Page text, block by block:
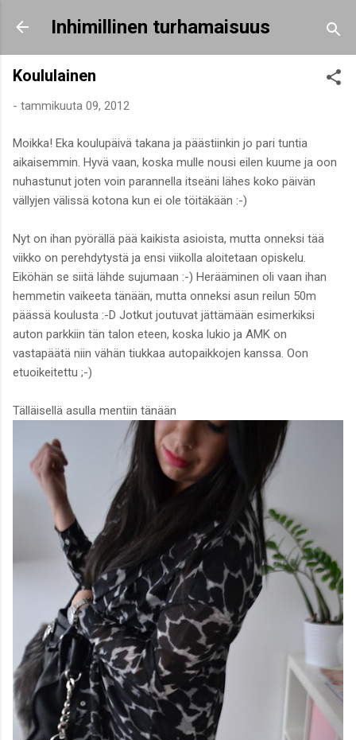
Siirry pääsisältöön
Inhimillinen turhamaisuus
Koululainen
- tammikuuta 09, 2012
Moikka! Eka koulupäivä takana ja päästiinkin jo pari tuntia
aikaisemmin. Hyvä vaan, koska mulle nousi eilen kuume ja oon
nuhastunut joten voin parannella itseäni lähes koko päivän
vällyjen välissä kotona kun ei ole töitäkään :-)
Nyt on ihan pyörällä pää kaikista asioista, mutta onneksi tää
viikko on perehdytystä ja ensi viikolla aloitetaan opiskelu.
Eiköhän se siitä lähde sujumaan :-) Herääminen oli vaan ihan
hemmetin vaikeeta tänään, mutta onneksi asun reilun 50m
päässä koulusta :-D Jotkut joutuvat jättämään esimerkiksi
auton parkkiin tän talon eteen, koska lukio ja AMK on
vastapäätä niin vähän tiukkaa autopaikkojen kanssa. Oon
etuoikeitettu ;-)
Tälläisellä asulla mentiin tänään